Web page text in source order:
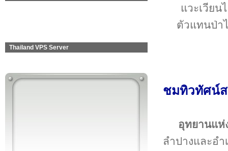
Thailand VPS Server
แวะเวีย
ตัวแทนป่า
ชมทิวทัศน์
อุทยานแห่
ลำปางและอ